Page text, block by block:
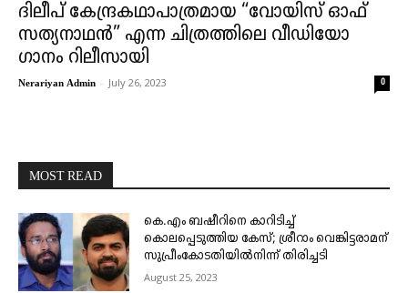
ദിലീപ് കേന്ദ്രകഥാപാത്രമായ “വോയിസ് ഓഫ്
സത്യനാഥൻ” എന്ന ചിത്രത്തിലെ വീഡിയോ
ഗാനം റിലീസായി
Nerariyan Admin - July 26, 2023 0
MOST READ
കെ.എം ബഷീറിനെ കാറിടിച്ച്
കൊലപ്പെടുത്തിയ കേസ്; ശ്രീറാം വെങ്കിട്ടരാമന്
സുപ്രീംകോടതിയിൽനിന്ന് തിരിച്ചടി
August 25, 2023